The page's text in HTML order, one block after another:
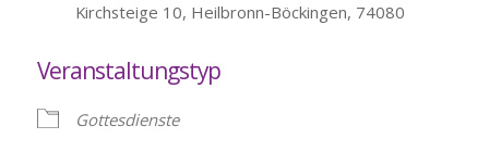
Kirchsteige 10, Heilbronn-Böckingen, 74080
Veranstaltungstyp
Gottesdienste